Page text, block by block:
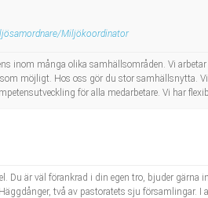
Miljökoordinator
inom många olika samhällsområden. Vi
möjligt. Hos oss gör du stor samhällsnytta.
för alla medarbetare. Vi har
Du är väl förankrad i din egen tro, bjuder
två av pastoratets sju församlingar.